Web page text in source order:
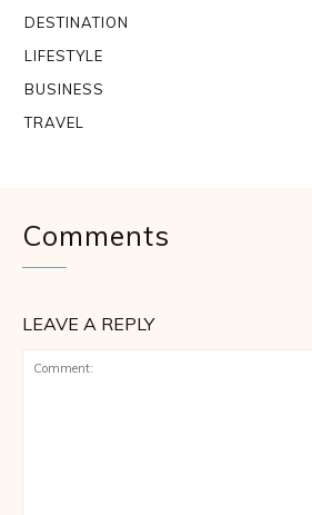
DESTINATION
LIFESTYLE
BUSINESS
TRAVEL
Comments
LEAVE A REPLY